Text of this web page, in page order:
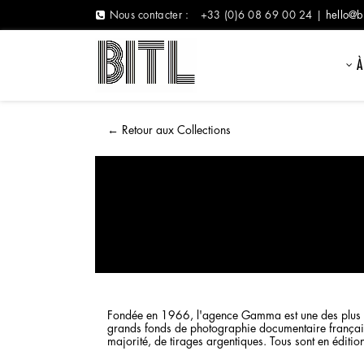
Nous contacter : +33 (0)6 08 69 00 24 |
← Retour aux Collections
Fondée en 1966, l'agence Gamma est une des
grands fonds de photographie documentaire
majorité, de tirages argentiques. Tous sont en